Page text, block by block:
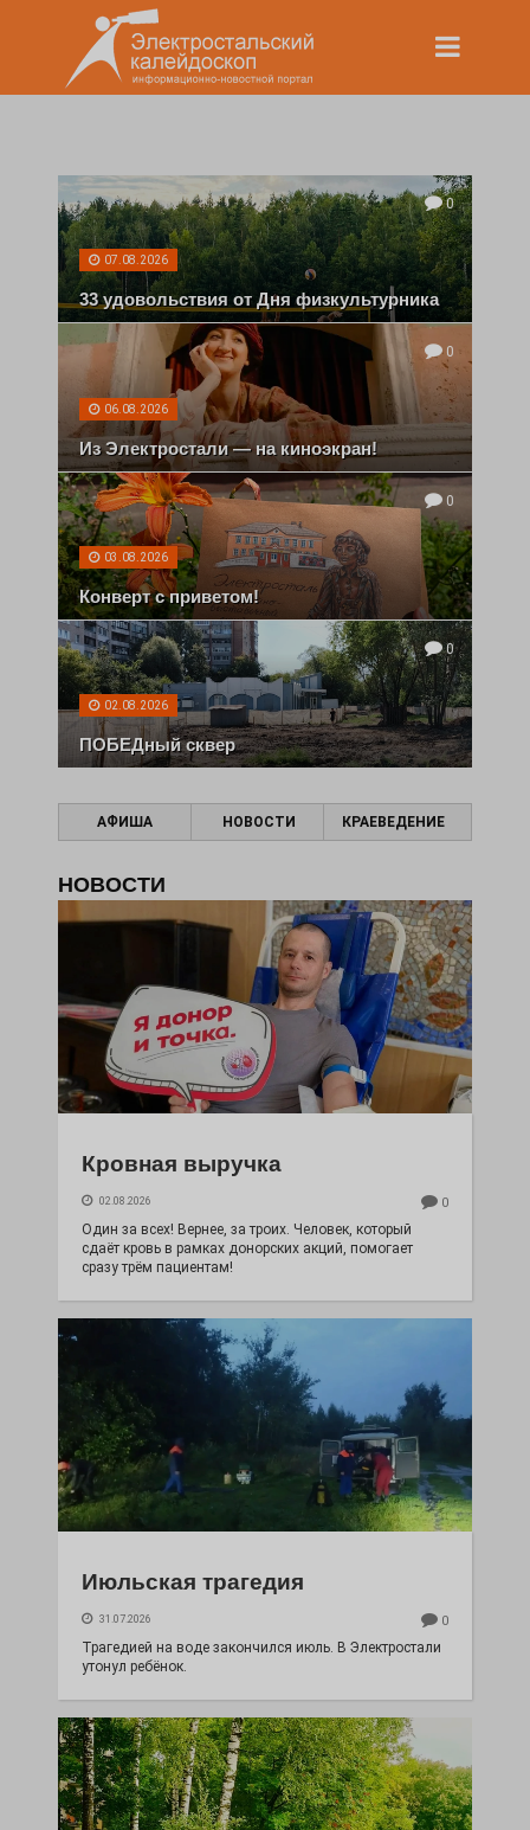
0
07.08.2026
33 удовольствия от Дня физкультурника
0
06.08.2026
Из Электростали — на киноэкран!
0
03.08.2026
Конверт с приветом!
0
02.08.2026
ПОБЕДный сквер
АФИША НОВОСТИ КРАЕВЕДЕНИЕ
НОВОСТИ
Кровная выручка
02.08.2026 0
Один за всех! Вернее, за троих. Человек, который
сдаёт кровь в рамках донорских акций, помогает
сразу трём пациентам!
Июльская трагедия
31.07.2026 0
Трагедией на воде закончился июль. В Электростали
утонул ребёнок.